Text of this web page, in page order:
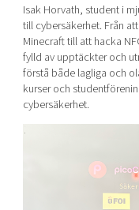
Isak Horvath, student i
till cybersäkerhet. Från
Minecraft till att hacka
fylld av upptäckter och
förstå både lagliga och
kurser och
cybersäkerhet.